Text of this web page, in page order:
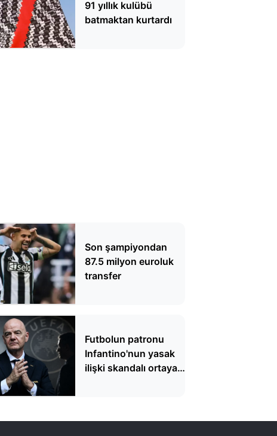
91 yıllık kulübü
batmaktan kurtardı
Son şampiyondan
87.5 milyon euroluk
transfer
Futbolun patronu
Infantino'nun yasak
ilişki skandalı ortaya